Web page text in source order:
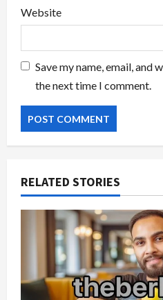
Website
Save my name, email,
the next time I comment.
RELATED STORIES